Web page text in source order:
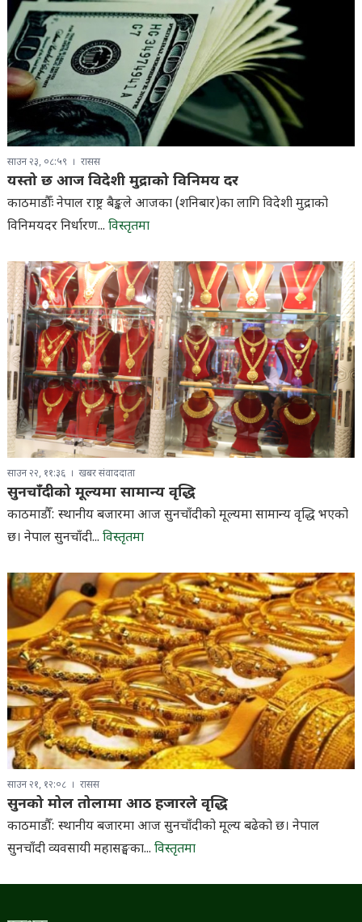
साउन २३, ०८:५९ रासस
यस्तो छ आज विदेशी मुद्राको विनिमय दर
काठमाडौँः नेपाल राष्ट्र बैङ्कले आजका (शनिबार)का लागि विदेशी मुद्राको
विनिमयदर निर्धारण... विस्तृतमा
साउन २२, ११:३६ खबर संवाददाता
सुनचाँदीको मूल्यमा सामान्य वृद्धि
काठमाडौँ: स्थानीय बजारमा आज सुनचाँदीको मूल्यमा सामान्य वृद्धि भएको
छ। नेपाल सुनचाँदी... विस्तृतमा
साउन २१, १२:०८ रासस
सुनको मोल तोलामा आठ हजारले वृद्धि
काठमाडौँ: स्थानीय बजारमा आज सुनचाँदीको मूल्य बढेको छ। नेपाल
सुनचाँदी व्यवसायी महासङ्घका... विस्तृतमा